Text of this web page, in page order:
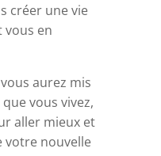
créer une vie
vous en
aurez mis
vous vivez,
aller mieux et
votre nouvelle